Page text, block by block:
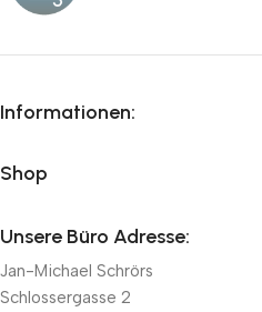
Informationen:
Shop
Unsere Büro Adresse:
Jan-Michael Schrörs
Schlossergasse 2